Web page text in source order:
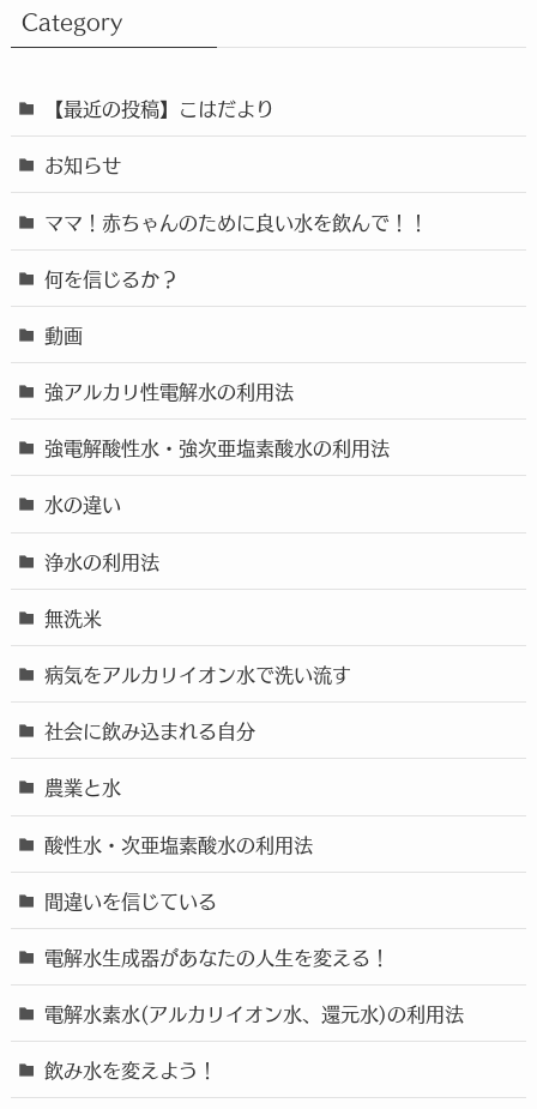
Category
【最近の投稿】こはだより
お知らせ
ママ！赤ちゃんのために良い水を飲んで！！
何を信じるか？
動画
強アルカリ性電解水の利用法
強電解酸性水・強次亜塩素酸水の利用法
水の違い
浄水の利用法
無洗米
病気をアルカリイオン水で洗い流す
社会に飲み込まれる自分
農業と水
酸性水・次亜塩素酸水の利用法
間違いを信じている
電解水生成器があなたの人生を変える！
電解水素水(アルカリイオン水、還元水)の利用法
飲み水を変えよう！